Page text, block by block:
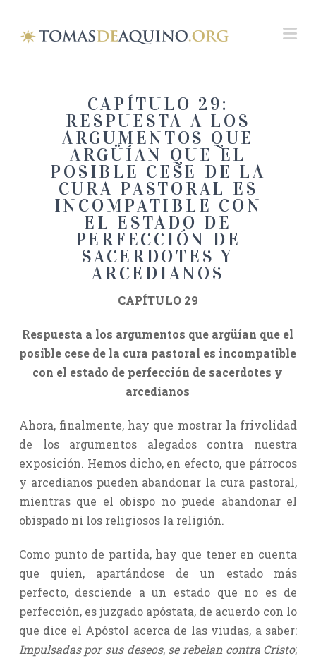
CAPÍTULO 29:
RESPUESTA A LOS
ARGUMENTOS QUE
ARGÜÍAN QUE EL
POSIBLE CESE DE LA
CURA PASTORAL ES
INCOMPATIBLE CON
EL ESTADO DE
PERFECCIÓN DE
SACERDOTES Y
ARCEDIANOS
CAPÍTULO 29
Respuesta a los argumentos que argüían que el
posible cese de la cura pastoral es incompatible
con el estado de perfección de sacerdotes y
arcedianos
Ahora, finalmente, hay que mostrar la frivolidad
de los argumentos alegados contra nuestra
exposición. Hemos dicho, en efecto, que párrocos
y arcedianos pueden abandonar la cura pastoral,
mientras que el obispo no puede abandonar el
obispado ni los religiosos la religión.
Como punto de partida, hay que tener en cuenta
que quien, apartándose de un estado más
perfecto, desciende a un estado que no es de
perfección, es juzgado apóstata, de acuerdo con lo
que dice el Apóstol acerca de las viudas, a saber:
Impulsadas por sus deseos,se rebelan contra Cristo;